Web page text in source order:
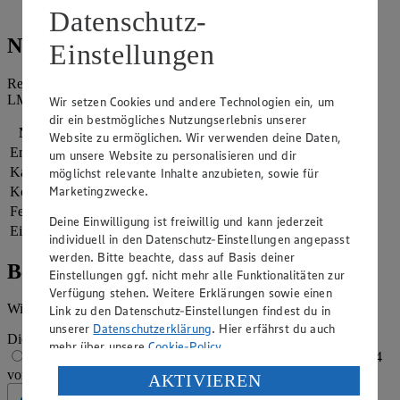
Nährwerte
Referenzmenge für einen durchschnittlichen Erwachsenen laut
LMIV (8.400 kJ/2.000 kcal).
Nährwerte
pro Portion
Energie
1.784 kj (21 %)
Kalorien
426 kcal (21 %)
Kohlenhydrate 0 g
Fett
Eiweiß
59 g
Bewertung
Wie hat es dir geschmeckt?
Die Bewertung wird automatisch gespeichert
4
von 5 Sternen
5 von 5 Sternen
Datenschutz-
Einstellungen
Wir setzen Cookies und andere Technologien ein, um
dir ein bestmögliches Nutzungserlebnis unserer
Website zu ermöglichen. Wir verwenden deine Daten,
um unsere Website zu personalisieren und dir
möglichst relevante Inhalte anzubieten, sowie für
Marketingzwecke.
Deine Einwilligung ist freiwillig und kann jederzeit
individuell in den Datenschutz-Einstellungen angepasst
werden. Bitte beachte, dass auf Basis deiner
Einstellungen ggf. nicht mehr alle Funktionalitäten zur
Verfügung stehen. Weitere Erklärungen sowie einen
Link zu den Datenschutz-Einstellungen findest du in
unserer Datenschutzerklärung. Hier erfährst du auch
mehr über unsereCookie-Policy.
Verarbeitung deiner personenbezogenen Daten in den
USA durch Facebook und YouTube:
AKTIVIEREN